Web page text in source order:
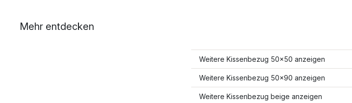
Mehr entdecken
Weitere Kissenbezug 50x50 anzeigen
Weitere Kissenbezug 50x90 anzeigen
Weitere Kissenbezug beige anzeigen